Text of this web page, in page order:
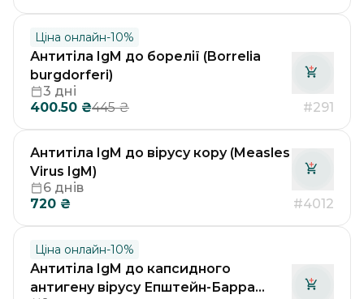
Ціна онлайн-10%
Антитіла IgM до борелії (Borrelia
burgdorferi)
3 дні
400.50 ₴445₴ #291
Антитіла IgM до вірусу кору (Measles
Virus IgM)
6 днів
720 ₴ #4012
Ціна онлайн-10%
Антитіла IgM до капсидного
антигену вірусу Епштейн-Барра